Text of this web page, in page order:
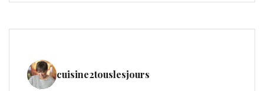
cuisine2touslesjours